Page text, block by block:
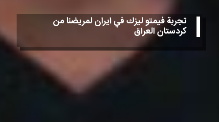
تجربة فيمتو ليزك في ايران لمريضنا من
كردستان العراق